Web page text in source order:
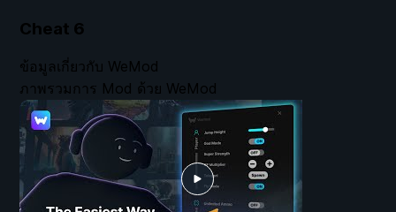
Cheat 6
ข้อมูลเกี่ยวกับ WeMod
ภาพรวมการ Mod ด้วย WeMod